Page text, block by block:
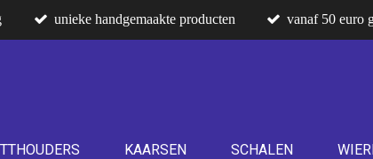
unieke handgemaakte producten vanaf 50 euro
KAARSEN SCHALEN